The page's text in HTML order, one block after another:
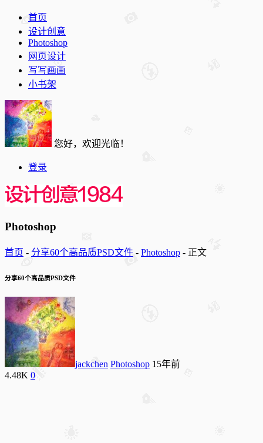
首页
设计创意
Photoshop
网页设计
写写画画
小书架
您好，欢迎光临！
登录
Photoshop
首页 - 分享60个高品质PSD文件 - Photoshop - 正文
分享60个高品质PSD文件
jackchen Photoshop 15年前
4.48K 0